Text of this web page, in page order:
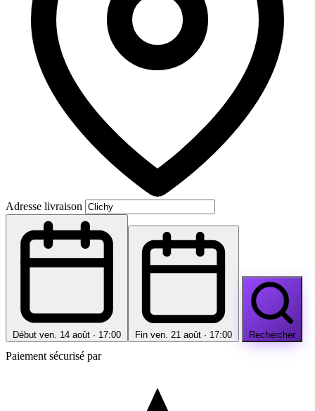
Adresse livraison
Début ven. 14 août · 17:00 Fin ven. 21 août · 17:00 Rechercher
Paiement sécurisé par